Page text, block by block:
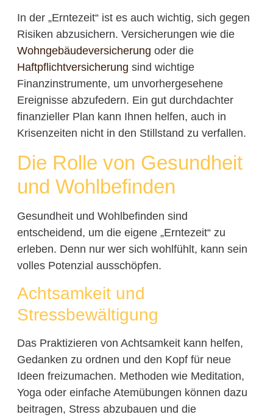
In der „Erntezeit“ ist es auch wichtig, sich gegen
Risiken abzusichern. Versicherungen wie die
Wohngebäudeversicherung oder die
Haftpflichtversicherung sind wichtige
Finanzinstrumente, um unvorhergesehene
Ereignisse abzufedern. Ein gut durchdachter
finanzieller Plan kann Ihnen helfen, auch in
Krisenzeiten nicht in den Stillstand zu verfallen.
Die Rolle von Gesundheit
und Wohlbefinden
Gesundheit und Wohlbefinden sind
entscheidend, um die eigene „Erntezeit“ zu
erleben. Denn nur wer sich wohlfühlt, kann sein
volles Potenzial ausschöpfen.
Achtsamkeit und
Stressbewältigung
Das Praktizieren von Achtsamkeit kann helfen,
Gedanken zu ordnen und den Kopf für neue
Ideen freizumachen. Methoden wie Meditation,
Yoga oder einfache Atemübungen können dazu
beitragen, Stress abzubauen und die